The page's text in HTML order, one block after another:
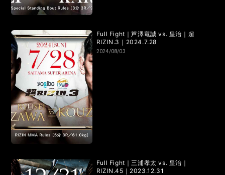
RIZIN.28 RIZIN.27 RIZIN.26 RIZIN.25
RIZIN.24 RIZIN.23
RIZIN.20 RIZIN.19
RIZIN.15 RIZIN.14
RIZIN.10 RIZIN.9
RIZIN.5 RIZIN.4 RIZIN.3 RIZIN.2 RIZIN.1
Full Fight｜芦澤竜誠 vs. 皇治｜超
RIZIN.3｜2024.7.28
2024/08/03
Full Fight｜三浦孝太 vs. 皇治｜
RIZIN.45｜2023.12.31